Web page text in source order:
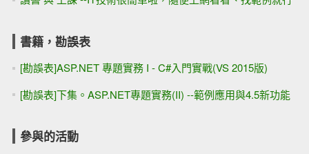
書籍，勘誤表
[勘誤表]ASP.NET 專題實務 I - C#入門實戰(VS 2015版)
[勘誤表]下集。ASP.NET專題實務(II) --範例應用與4.5新功能
參與的活動